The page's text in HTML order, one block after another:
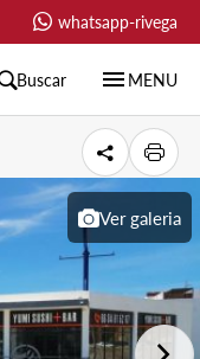
whatsapp-rivega
Buscar menu MENU
Ver galeria